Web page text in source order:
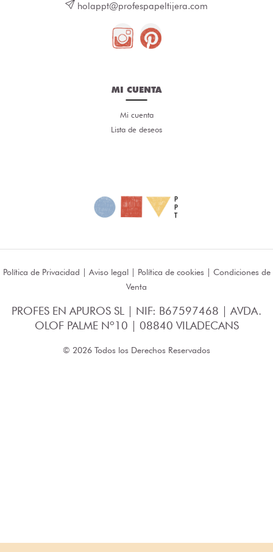
holappt@profespapeltijera.com
MI CUENTA
Mi cuenta
Lista de deseos
Política de Privacidad Aviso legal| Política de cookies
Condiciones de
Venta
PROFES EN APUROS SL | NIF: B67597468 | AVDA.
OLOF PALME Nº10 | 08840 VILADECANS
© 2026 Todos los Derechos Reservados